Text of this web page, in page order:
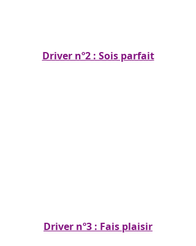
Driver nº2 : Sois parfait
Driver nº3 : Fais plaisir